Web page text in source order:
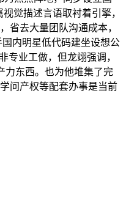
觉描述言语取衬着引擎，
省去大量团队沟通成本，
内明星低代码建坐设想公
专业工做，但龙翊强调，
力东西。也为他堆集了完
问产权等配套办事是当前